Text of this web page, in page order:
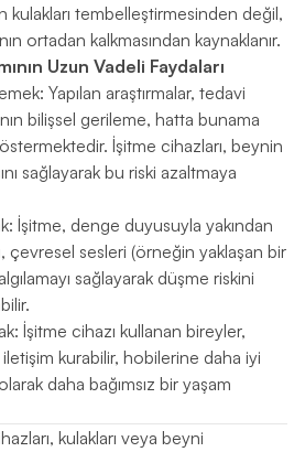
kulakları tembelleştirmesinden değil,
ortadan kalkmasından kaynaklanır.
Uzun Vadeli Faydaları
Yapılan araştırmalar, tedavi
bilişsel gerileme, hatta bunama
İşitme cihazları, beynin
sağlayarak bu riski azaltmaya
İşitme, denge duyusuyla yakından
çevresel sesleri (örneğin yaklaşan bir
sağlayarak düşme riskini
İşitme cihazı kullanan bireyler,
iletişim kurabilir, hobilerine daha iyi
daha bağımsız bir yaşam
kulakları veya beyni